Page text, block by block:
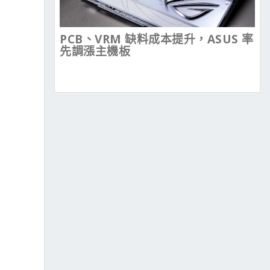
PCB、VRM 缺料成本提升，ASUS 率
先調漲主機板